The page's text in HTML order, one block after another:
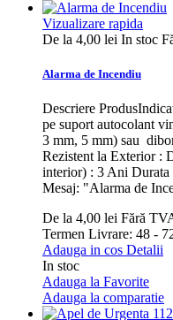
Vizualizare rapida
De la 4,00 lei In stoc
Alarma de Incendiu
Descriere
pe suport autocolant
3 mm, 5 mm) sau
Rezistent la Exterior :
interior) : 3 Ani Durata
Mesaj: "Alarma de
De la 4,00 lei Fără
Termen Livrare: 48 -
Adauga in cos Detalii
In stoc
Adauga la Favorite
Adauga la comparatie